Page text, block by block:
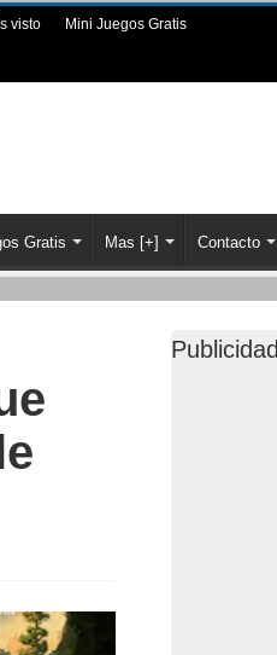
visto Mini Juegos Gratis
Gratis Mas [+] Contacto
Publicidad